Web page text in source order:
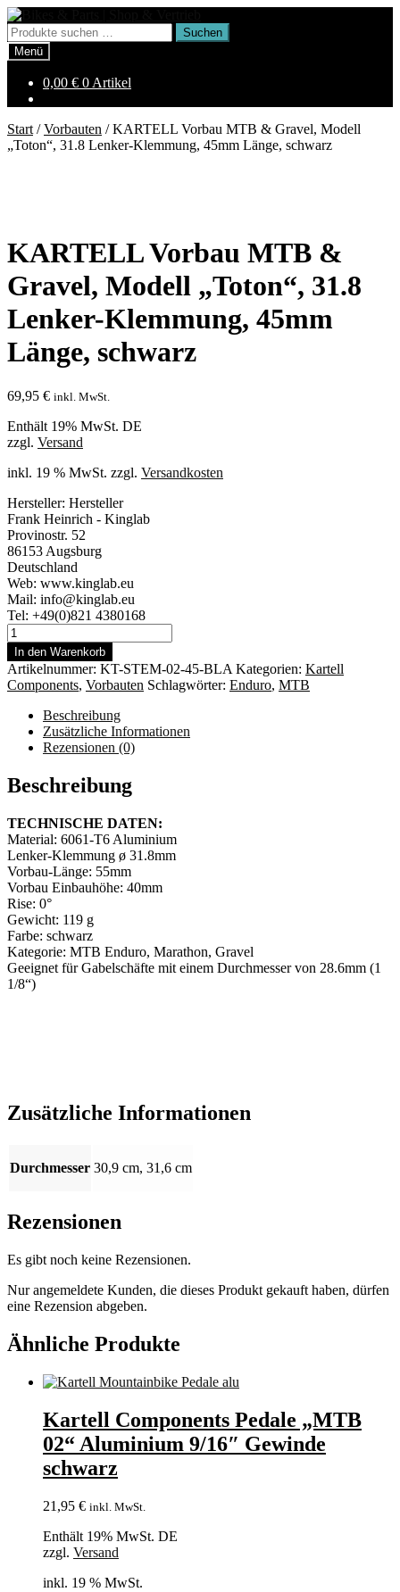
Zur
Navigation
springen
Zum
Inhalt
springen
Suchen
nach:
Suchen
Menü
0,00 € 0 Artikel
Start /Vorbauten /KARTELL Vorbau MTB & Gravel, Modell
„Toton“, 31.8 Lenker-Klemmung, 45mm Länge, schwarz
KARTELL Vorbau MTB &
Gravel, Modell „Toton“, 31.8
Lenker-Klemmung, 45mm
Länge, schwarz
69,95 € inkl. MwSt.
Enthält 19% MwSt. DE
zzgl. Versand
inkl. 19 % MwSt. zzgl. Versandkosten
Hersteller: Hersteller
Frank Heinrich - Kinglab
Provinostr. 52
86153 Augsburg
Deutschland
Web: www.kinglab.eu
Mail: info@kinglab.eu
Tel: +49(0)821 4380168
KARTELL
Vorbau
MTB
&
Gravel,
Modell
"Toton",
31.8
Lenker-
Klemmung,
45mm
schwarz
Menge
In den Warenkorb
Artikelnummer: ‎KT-STEM-02-45-BLA Kategorien: Kartell
Components, Vorbauten Schlagwörter: Enduro, MTB
Beschreibung
Zusätzliche Informationen
Rezensionen (0)
Beschreibung
TECHNISCHE DATEN:
Material: 6061-T6 Aluminium
Lenker-Klemmung ø 31.8mm
Vorbau-Länge: 55mm
Vorbau Einbauhöhe: 40mm
Rise: 0°
Gewicht: 119 g
Farbe: schwarz
Kategorie: MTB Enduro, Marathon, Gravel
Geeignet für Gabelschäfte mit einem Durchmesser von 28.6mm (1
1/8“)
Zusätzliche Informationen
Durchmesser 30,9 cm, 31,6 cm
Rezensionen
Es gibt noch keine Rezensionen.
Nur angemeldete Kunden, die dieses Produkt gekauft haben, dürfen
eine Rezension abgeben.
Ähnliche Produkte
Kartell Components Pedale „MTB
02“ Aluminium 9/16″ Gewinde
schwarz
21,95 € inkl. MwSt.
Enthält 19% MwSt. DE
zzgl. Versand
inkl. 19 % MwSt.